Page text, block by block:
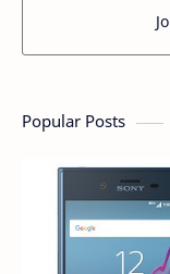
Popular Posts